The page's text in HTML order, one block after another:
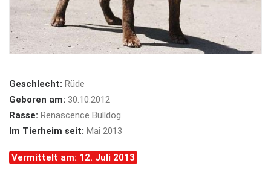
Geschlecht: Rüde
Geboren am: 30.10.2012
Rasse: Renascence Bulldog
Im Tierheim seit: Mai 2013
Vermittelt am: 12. Juli 2013